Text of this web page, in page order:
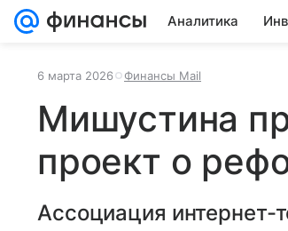
Аналитика
6 марта 2026 Финансы Mail
Мишустина
проект о
Ассоциация интернет-